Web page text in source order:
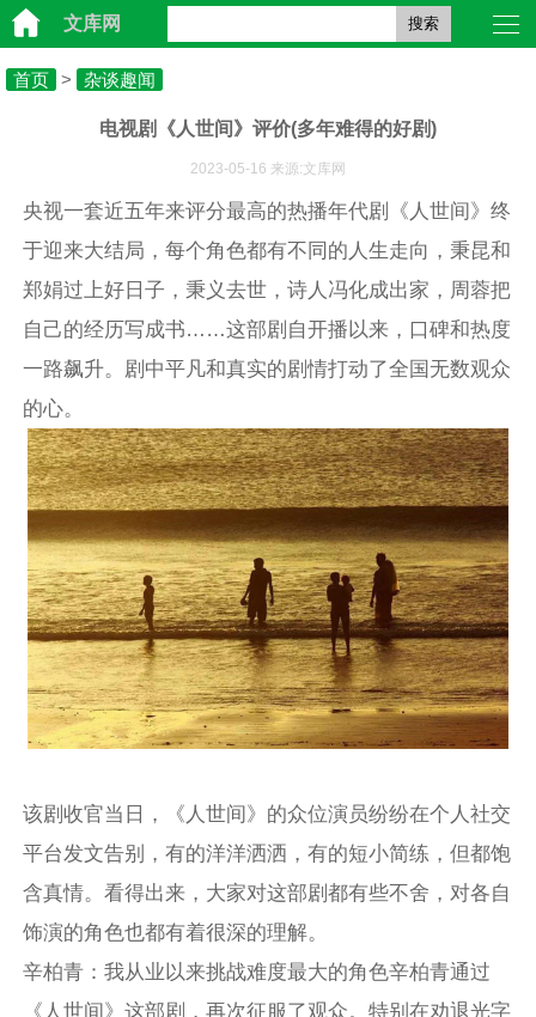
文库网 搜索
首页 > 杂谈趣闻
电视剧《人世间》评价(多年难得的好剧)
2023-05-16 来源:文库网
央视一套近五年来评分最高的热播年代剧《人世间》终
于迎来大结局，每个角色都有不同的人生走向，秉昆和
郑娟过上好日子，秉义去世，诗人冯化成出家，周蓉把
自己的经历写成书……这部剧自开播以来，口碑和热度
一路飙升。剧中平凡和真实的剧情打动了全国无数观众
的心。
该剧收官当日，《人世间》的众位演员纷纷在个人社交
平台发文告别，有的洋洋洒洒，有的短小简练，但都饱
含真情。看得出来，大家对这部剧都有些不舍，对各自
饰演的角色也都有着很深的理解。
辛柏青：我从业以来挑战难度最大的角色辛柏青通过
《人世间》这部剧，再次征服了观众。特别在劝退光字